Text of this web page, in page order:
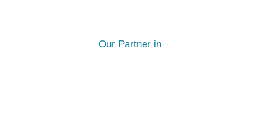
Our Partner in